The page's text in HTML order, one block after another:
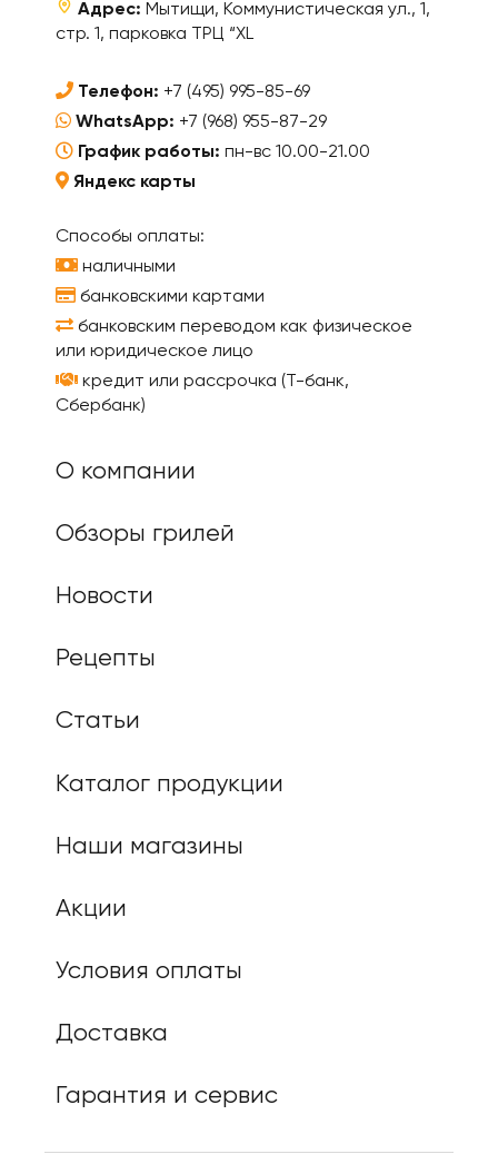
Адрес: Мытищи, Коммунистическая ул., 1,
стр. 1, парковка ТРЦ “XL
Телефон: +7 (495) 995-85-69
WhatsApp: +7 (968) 955-87-29
График работы: пн-вс 10.00-21.00
Яндекс карты
Способы оплаты:
наличными
банковскими картами
банковским переводом как физическое
или юридическое лицо
кредит или рассрочка (Т-банк,
Сбербанк)
О компании
Обзоры грилей
Новости
Рецепты
Статьи
Каталог продукции
Наши магазины
Акции
Условия оплаты
Доставка
Гарантия и сервис